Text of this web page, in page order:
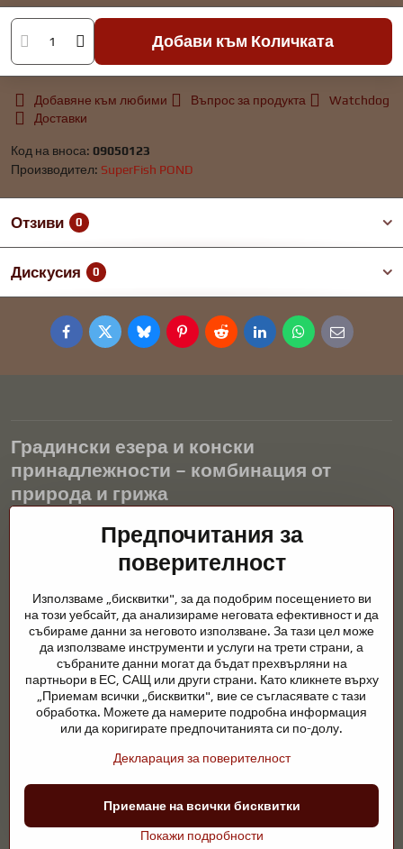
Добави към Количката
Добавяне към любими Въпрос за продукта
Watchdog
Доставки
Код на вноса: 09050123
Производител: SuperFish POND
Отзиви 0
Дискусия 0
FacebookTwitterBlueskyPinterestRedditLinkedInWhatsApp
E-
mail
Градински езера и конски
принадлежности – комбинация от
природа и грижа
Градинските езера са красиво допълнение към всеки екстериор
и създават хармонична среда за релаксация и живот на водните
животни. Правилната технология, филтрацията и редовната
през цялата година. Също толкова важна е грижата за
животните, които са част от нашия живот.
Конете се нуждаят от висококачествени конски принадлежности,
правилно хранене и отговорни грижи, за да бъдат здрави, силни
и доволни. Независимо дали става въпрос за екипировка за
ездачи, развъдчици или любители на природата, целта е да се
създаде среда, която подкрепя естествения баланс,
©2026Авторско право
Предпочитания за поверителностДекларация за поверителност
Уебсайтът създаден с:BiznisWeb.sk
Предпочитания за
поверителност
Използваме „бисквитки", за да подобрим посещението ви
на този уебсайт, да анализираме неговата ефективност и да
събираме данни за неговото използване. За тази цел може
да използваме инструменти и услуги на трети страни, а
събраните данни могат да бъдат прехвърляни на
партньори в ЕС, САЩ или други страни. Като кликнете върху
„Приемам всички „бисквитки", вие се съгласявате с тази
обработка. Можете да намерите подробна информация
или да коригирате предпочитанията си по-долу.
Декларация за поверителност
Покажи подробности
Приемане на всички бисквитки